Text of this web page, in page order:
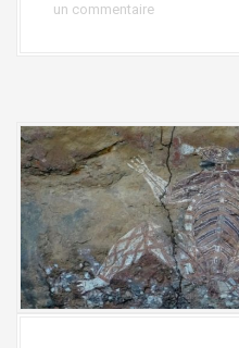
un commentaire